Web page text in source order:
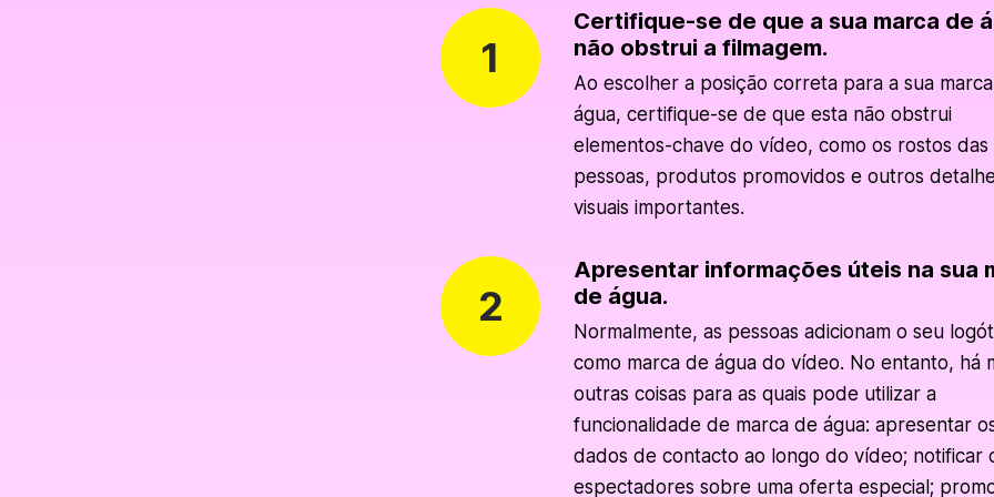
Certifique-se de que a sua marca de
não obstrui a filmagem.
Ao escolher a posição correta para a sua
água, certifique-se de que esta não obstrui
elementos-chave do vídeo, como os rostos das
pessoas, produtos promovidos e outros
visuais importantes.
Apresentar informações úteis na sua
de água.
Normalmente, as pessoas adicionam o seu
como marca de água do vídeo. No entanto, há
outras coisas para as quais pode utilizar a
funcionalidade de marca de água: apresentar
dados de contacto ao longo do vídeo; notificar
espectadores sobre uma oferta especial;